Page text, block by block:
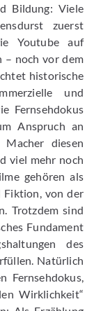
Bildung: Viele
zuerst
Youtube auf
– noch vor dem
historische
und
Fernsehdokus
Anspruch an
diesen
viel mehr noch
gehören als
Fiktion, von der
Trotzdem sind
Fundament
des
Natürlich
Fernsehdokus,
Wirklichkeit“